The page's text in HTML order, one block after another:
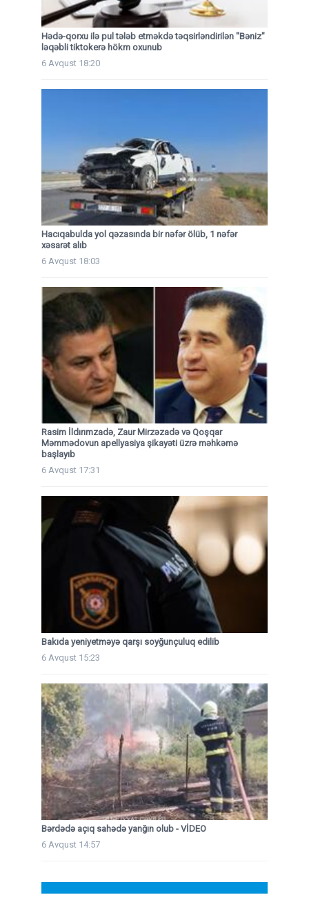
Hədə-qorxu ilə pul tələb etməkdə təqsirləndirilən "Bəniz"
ləqəbli tiktokerə hökm oxunub
6 Avqust 18:20
Hacıqabulda yol qəzasında bir nəfər ölüb, 1 nəfər
xəsarət alıb
6 Avqust 18:03
Rasim İldırımzadə, Zaur Mirzəzadə və Qoşqar
Məmmədovun apellyasiya şikayəti üzrə məhkəmə
başlayıb
6 Avqust 17:31
Bakıda yeniyetməyə qarşı soyğunçuluq edilib
6 Avqust 15:23
Bərdədə açıq sahədə yanğın olub - VİDEO
6 Avqust 14:57